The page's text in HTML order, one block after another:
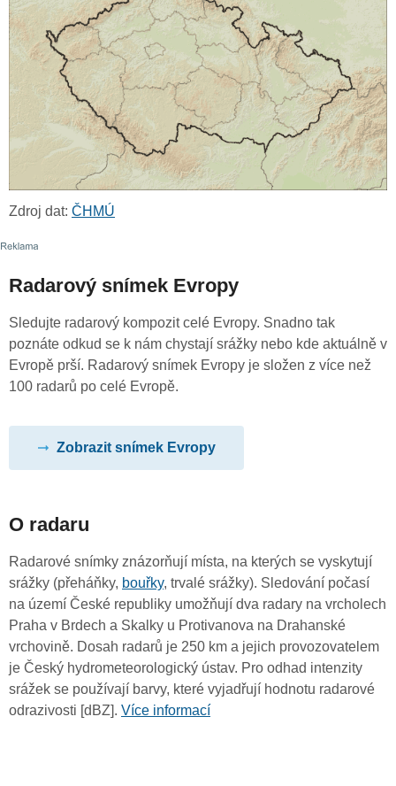
Zdroj dat: ČHMÚ
Radarový snímek Evropy
Sledujte radarový kompozit celé Evropy. Snadno tak
poznáte odkud se k nám chystají srážky nebo kde aktuálně v
Evropě prší. Radarový snímek Evropy je složen z více než
100 radarů po celé Evropě.
Zobrazit snímek Evropy
O radaru
Radarové snímky znázorňují místa, na kterých se vyskytují
srážky (přeháňky, bouřky, trvalé srážky). Sledování počasí
na území České republiky umožňují dva radary na vrcholech
Praha v Brdech a Skalky u Protivanova na Drahanské
vrchovině. Dosah radarů je 250 km a jejich provozovatelem
je Český hydrometeorologický ústav. Pro odhad intenzity
srážek se používají barvy, které vyjadřují hodnotu radarové
odrazivosti [dBZ]. Více informací